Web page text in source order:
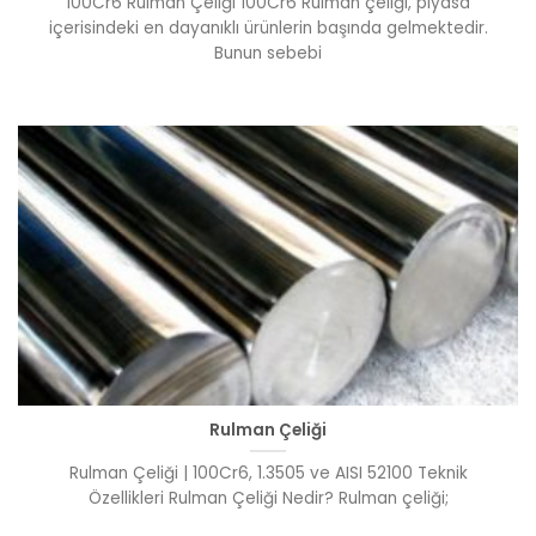
içerisindeki en dayanıklı ürünlerin başında gelmektedir.
Bunun sebebi
Rulman Çeliği
Rulman Çeliği | 100Cr6, 1.3505 ve AISI 52100 Teknik
Özellikleri Rulman Çeliği Nedir? Rulman çeliği;